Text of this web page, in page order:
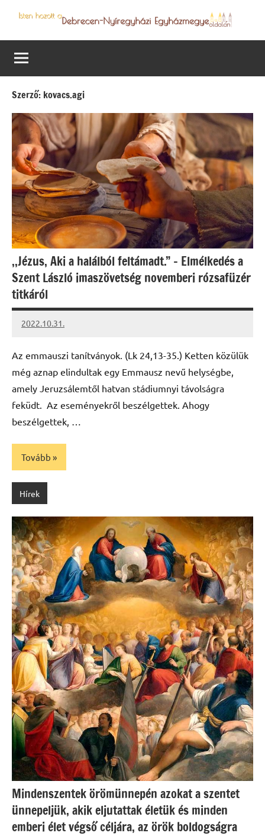
content
Debrecen-
Nyíregyházi
Egyházmegye
programjai
Szerző: kovacs.agi
,,Jézus, Aki a halálból feltámadt.” – Elmélkedés a
Szent László imaszövetség novemberi rózsafüzér
titkáról
2022.10.31.
kovacs.agi
Az emmauszi tanítványok. (Lk 24,13-35.) Ketten közülük
még aznap elindultak egy Emmausz nevű helységbe,
amely Jeruzsálemtől hatvan stádiumnyi távolságra
feküdt. Az eseményekről beszélgettek. Ahogy
beszélgettek, …
Tovább
Hírek
Mindenszentek örömünnepén azokat a szentet
ünnepeljük, akik eljutattak életük és minden
emberi élet végső céljára, az örök boldogságra